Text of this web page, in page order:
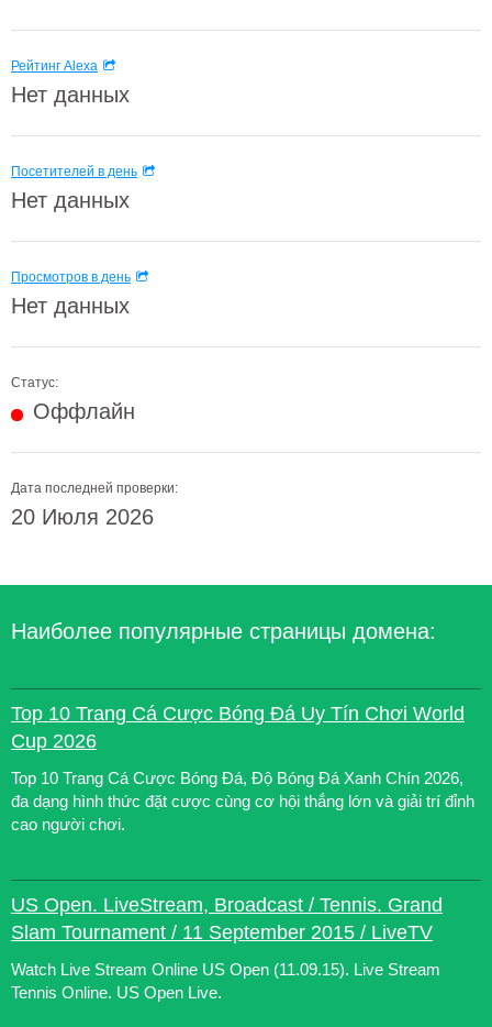
Рейтинг Alexa
Нет данных
Посетителей в день
Нет данных
Просмотров в день
Нет данных
Статус:
Оффлайн
Дата последней проверки:
20 Июля 2026
Наиболее популярные страницы домена:
Top 10 Trang Cá Cược Bóng Đá Uy Tín Chơi World
Cup 2026
Top 10 Trang Cá Cược Bóng Đá, Độ Bóng Đá Xanh Chín 2026,
đa dạng hình thức đặt cược cùng cơ hội thắng lớn và giải trí đỉnh
cao người chơi.
US Open. LiveStream, Broadcast / Tennis. Grand
Slam Tournament / 11 September 2015 / LiveTV
Watch Live Stream Online US Open (11.09.15). Live Stream
Tennis Online. US Open Live.